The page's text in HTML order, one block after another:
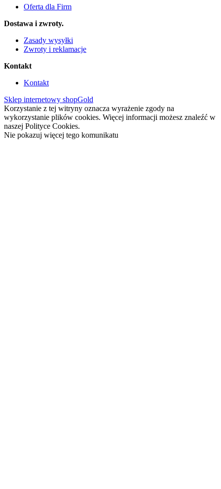
Oferta dla Firm
Dostawa i zwroty.
Zasady wysyłki
Zwroty i reklamacje
Kontakt
Kontakt
Sklep internetowy shopGold
Korzystanie z tej witryny oznacza wyrażenie zgody na
wykorzystanie plików cookies. Więcej informacji możesz znaleźć w
naszej Polityce Cookies.
Nie pokazuj więcej tego komunikatu